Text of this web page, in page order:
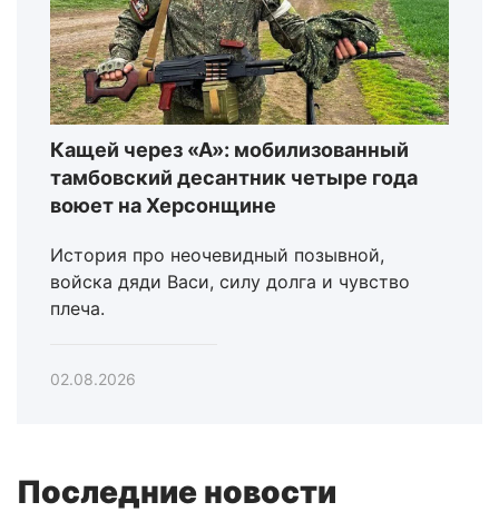
Кащей через «А»: мобилизованный
тамбовский десантник четыре года
воюет на Херсонщине
История про неочевидный позывной,
войска дяди Васи, силу долга и чувство
плеча.
02.08.2026
Последние новости